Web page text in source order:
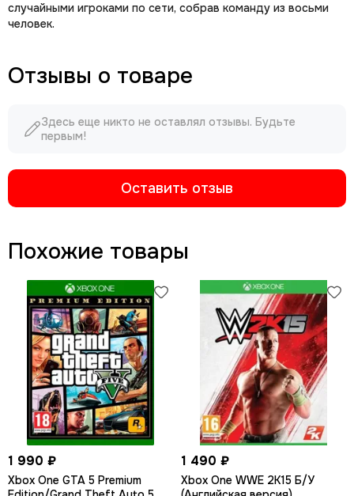
случайными игроками по сети, собрав команду из восьми
человек.
Отзывы о товаре
Здесь еще никто не оставлял отзывы. Будьте
первым!
Оставить отзыв
Похожие товары
1 990 ₽
Xbox One GTA 5 Premium
1 490 ₽
Xbox One WWE 2K15 Б/У